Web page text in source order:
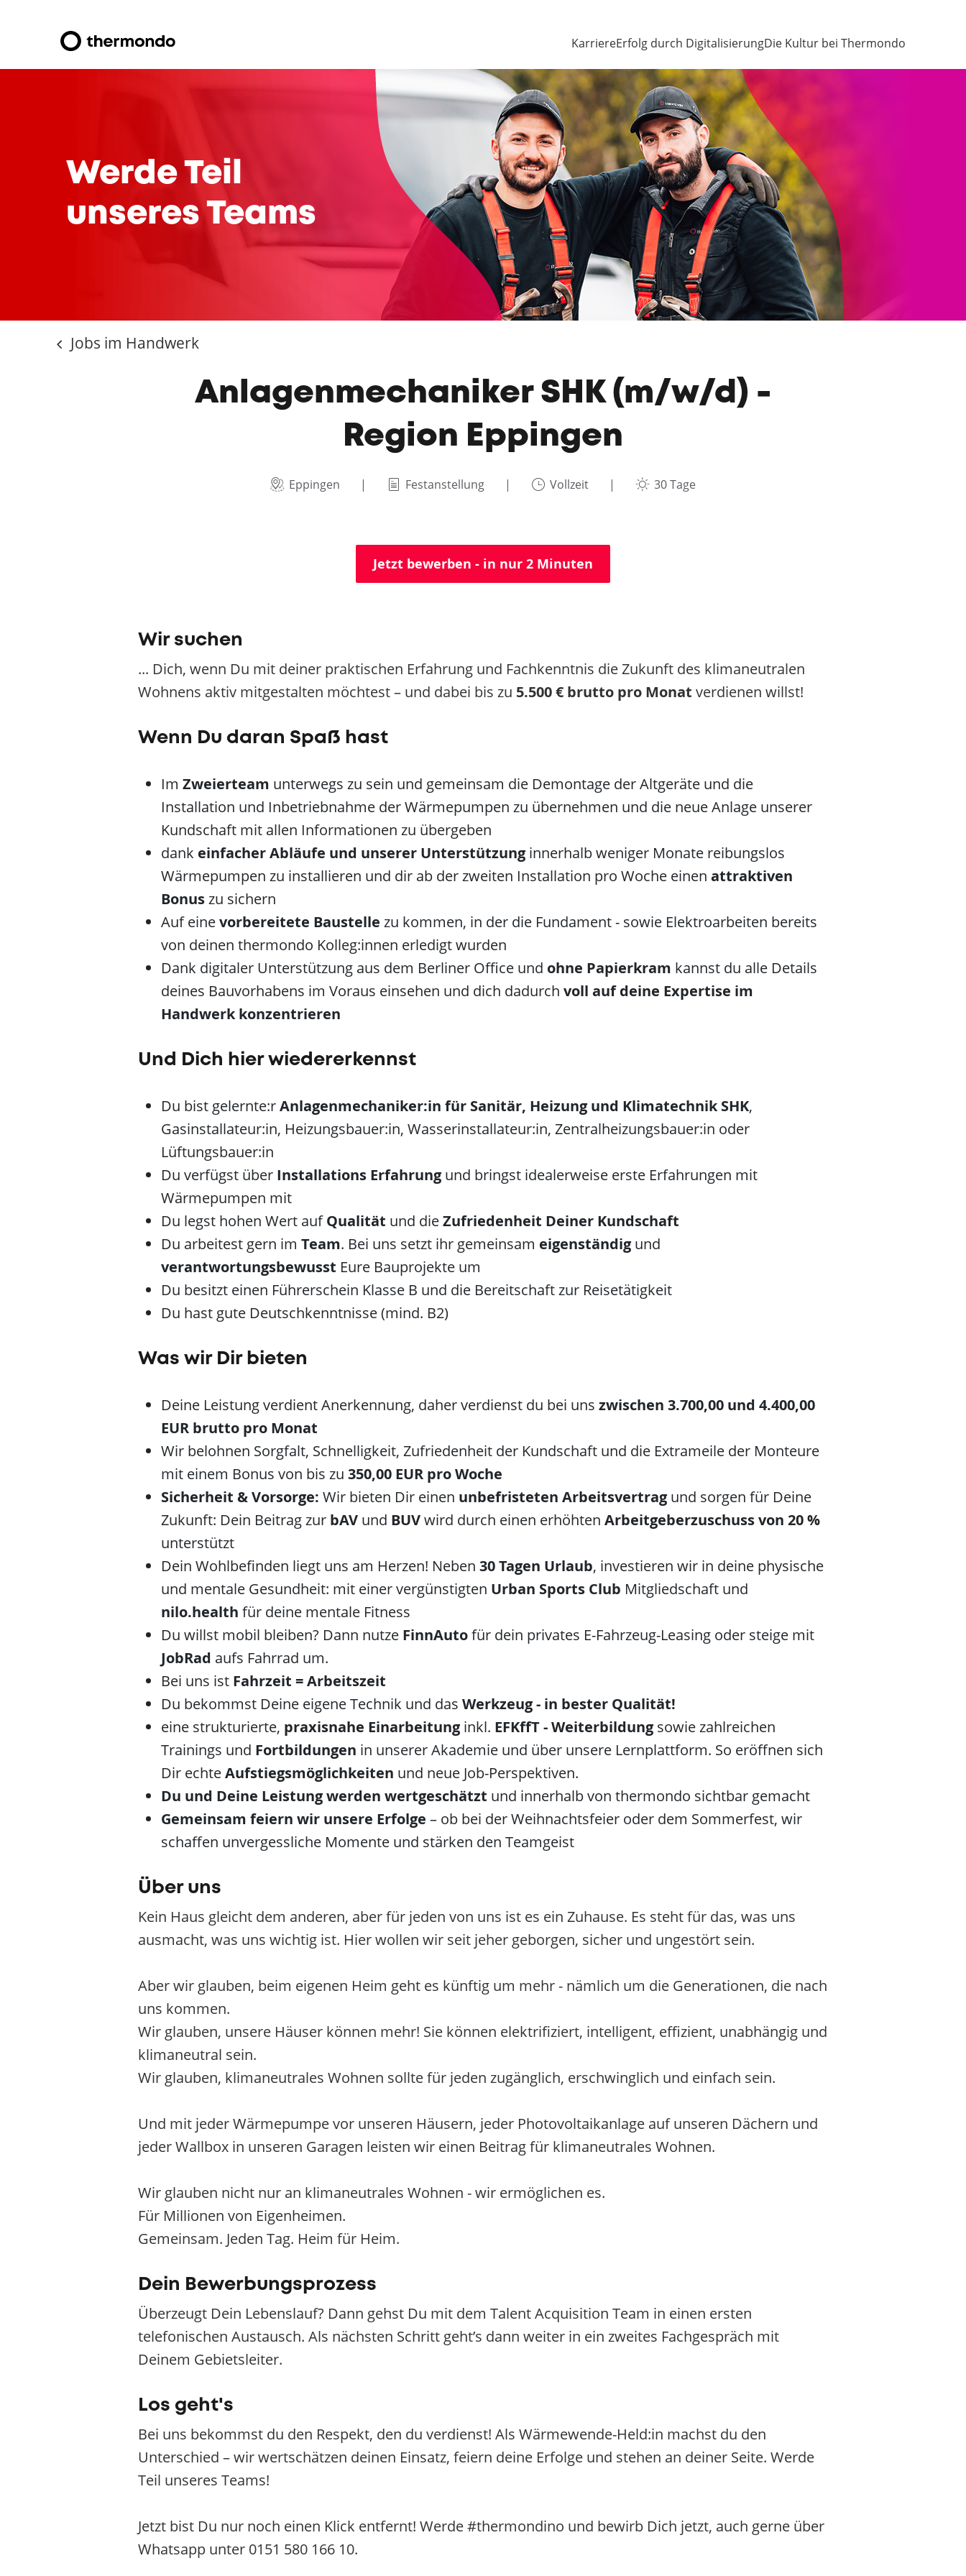
KarriereErfolg durch DigitalisierungDie Kultur bei Thermondo
Werde Teil
unseres Teams
Jobs im Handwerk
Anlagenmechaniker SHK (m/w/d) -
Region Eppingen
Eppingen Festanstellung Vollzeit 30 Tage
Jetzt bewerben - in nur 2 Minuten
Wir suchen
... Dich, wenn Du mit deiner praktischen Erfahrung und Fachkenntnis die Zukunft des klimaneutralen
Wohnens aktiv mitgestalten möchtest – und dabei bis zu 5.500 € brutto pro Monat verdienen willst!
Wenn Du daran Spaß hast
Im Zweierteam unterwegs zu sein und gemeinsam die Demontage der Altgeräte und die
Installation und Inbetriebnahme der Wärmepumpen zu übernehmen und die neue Anlage unserer
Kundschaft mit allen Informationen zu übergeben
dank einfacher Abläufe und unserer Unterstützung innerhalb weniger Monate reibungslos
Wärmepumpen zu installieren und dir ab der zweiten Installation pro Woche einen attraktiven
Bonuszu sichern
Auf einevorbereitete Baustelle zu kommen, in der die Fundament - sowie Elektroarbeiten bereits
von deinen thermondo Kolleg:innen erledigt wurden
Dank digitaler Unterstützung aus dem Berliner Office und ohne Papierkram kannst du alle Details
deines Bauvorhabens im Voraus einsehen und dich dadurch voll auf deine Expertise im
Handwerk konzentrieren
Und Dich hier wiedererkennst
Du bist gelernte:rAnlagenmechaniker:in für Sanitär, Heizung und Klimatechnik SHK,
Gasinstallateur:in, Heizungsbauer:in, Wasserinstallateur:in, Zentralheizungsbauer:in oder
Lüftungsbauer:in
Du verfügst über Installations Erfahrung und bringst idealerweise erste Erfahrungen mit
Wärmepumpen mit
Du legst hohen Wert aufQualität und dieZufriedenheit Deiner Kundschaft
Du arbeitest gern im Team. Bei uns setzt ihr gemeinsam eigenständig und
verantwortungsbewusst Eure Bauprojekte um
Du besitzt einen Führerschein Klasse B und die Bereitschaft zur Reisetätigkeit
Du hast gute Deutschkenntnisse (mind. B2)
Was wir Dir bieten
Deine Leistung verdient Anerkennung, daher verdienst du bei uns zwischen 3.700,00 und 4.400,00
EUR brutto pro Monat
Wir belohnen Sorgfalt, Schnelligkeit, Zufriedenheit der Kundschaft und die Extrameile der Monteure
mit einem Bonus von bis zu 350,00 EUR pro Woche
Sicherheit & Vorsorge: Wir bieten Dir einen unbefristeten Arbeitsvertrag und sorgen für Deine
Zukunft: Dein Beitrag zur bAV und BUVwird durch einen erhöhten Arbeitgeberzuschuss von 20 %
unterstützt
Dein Wohlbefinden liegt uns am Herzen! Neben 30 Tagen Urlaub, investieren wir in deine physische
und mentale Gesundheit: mit einer vergünstigten Urban Sports Club Mitgliedschaft und
nilo.health für deine mentale Fitness
Du willst mobil bleiben? Dann nutze FinnAutofür dein privates E-Fahrzeug-Leasing oder steige mit
JobRad aufs Fahrrad um.
Bei uns ist Fahrzeit = Arbeitszeit
Du bekommst Deine eigene Technik und das Werkzeug - in bester Qualität!
eine strukturierte, praxisnahe Einarbeitung inkl. EFKffT - Weiterbildung sowie zahlreichen
Trainings und Fortbildungen in unserer Akademie und über unsere Lernplattform. So eröffnen sich
Dir echteAufstiegsmöglichkeiten und neue Job-Perspektiven.
Du und Deine Leistung werden wertgeschätzt und innerhalb von thermondo sichtbar gemacht
Gemeinsam feiern wir unsere Erfolge – ob bei der Weihnachtsfeier oder dem Sommerfest, wir
schaffen unvergessliche Momente und stärken den Teamgeist
Über uns
Kein Haus gleicht dem anderen, aber für jeden von uns ist es ein Zuhause. Es steht für das, was uns
ausmacht, was uns wichtig ist. Hier wollen wir seit jeher geborgen, sicher und ungestört sein.
Aber wir glauben, beim eigenen Heim geht es künftig um mehr - nämlich um die Generationen, die nach
uns kommen.
Wir glauben, unsere Häuser können mehr! Sie können elektrifiziert, intelligent, effizient, unabhängig und
klimaneutral sein.
Wir glauben, klimaneutrales Wohnen sollte für jeden zugänglich, erschwinglich und einfach sein.
Und mit jeder Wärmepumpe vor unseren Häusern, jeder Photovoltaikanlage auf unseren Dächern und
jeder Wallbox in unseren Garagen leisten wir einen Beitrag für klimaneutrales Wohnen.
Wir glauben nicht nur an klimaneutrales Wohnen - wir ermöglichen es.
Für Millionen von Eigenheimen.
Gemeinsam. Jeden Tag. Heim für Heim.
Dein Bewerbungsprozess
Überzeugt Dein Lebenslauf? Dann gehst Du mit dem Talent Acquisition Team in einen ersten
telefonischen Austausch. Als nächsten Schritt geht’s dann weiter in ein zweites Fachgespräch mit
Deinem Gebietsleiter.
Los geht's
Bei uns bekommst du den Respekt, den du verdienst! Als Wärmewende-Held:in machst du den
Unterschied – wir wertschätzen deinen Einsatz, feiern deine Erfolge und stehen an deiner Seite. Werde
Teil unseres Teams!
Jetzt bist Du nur noch einen Klick entfernt! Werde #thermondino und bewirb Dich jetzt, auch gerne über
Whatsapp unter 0151 580 166 10.